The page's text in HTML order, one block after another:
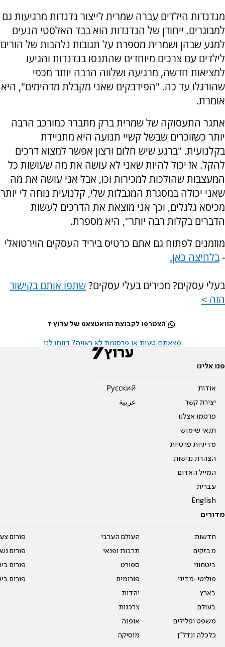
מנדנדות הילדים עברה שמרית לייצור נדנדות מרגיעות גם
למבוגרים. ייחודן של הנדנדות הוא בבד האלסטי הנעים
למגע שבהן ושמרית מספרת על תגובות נלהבות של הורים
לילדים עם צרכים מיוחדים שהתנסו בנדנדות והגיעו
למציאות חדשה, מרגיעה ושלווה הרבה יותר מכפי
שהורגלו עד כה. "הפידבקים שאני מקבלת מדהימים", היא
אומרת.
אתגר התעסוקה של שמרית ברק מתברר כמורכב הרבה
יותר כשזוכרים שבשל קשיי תנועה היא מתניידת
בקלנועית. "ברגע שיש חלום ורצון אפשר למצוא דרכים
להקל. אז יכול להיות שאני לא עושה את מה שעושות כל
המעצבות שהולכות למכירות וכו, אבל אני עושה את מה
שאני יכולה במסגרת המגבלות שלי, קלנועית נוחה לי יותר
מכיסא גלגלים, וכך אני מוצאת את הדרכים לעשות
הדברים בקלות רבה יותר", היא מספרת.
מוזמנים לפתוח גם אתם כרטיס ביריד העסקים הוירטואלי
-בלחיצה כאן.
בעלי עסקים? מכירים בעלי עסקים?שתפו אותם בקישור
הזה >
הצטרפו לקבוצת הוואטצאפ של ערוץ 7
מצאתם טעות או פרסומת לא ראויה? דווחו לנו
פנו אלינו
אודות
יצירת קשר
פרסמו אצלנו
תנאי שימוש
מדיניות פרטיות
הצהרת נגישות
המייל האדום
עברית
English
Pусский
عربية
מדורים
חדשות
מבזקים
ביטחוני
פוליטי-מדיני
בארץ
בעולם
משפט ופלילים
כלכלה ונדל"ן
העולם הערבי
תרבות ופנאי
ספורט
פורומים
יהדות
צרכנות
אופנה
מוסיקה
פורום
פורום
פורום
פורום